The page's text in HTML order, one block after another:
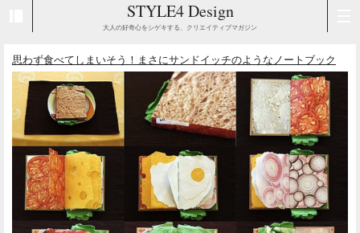
STYLE4 Design
大人の好奇心をシゲキする、クリエイティブマガジン
思わず食べてしまいそう！まさにサンドイッチのようなノートブック